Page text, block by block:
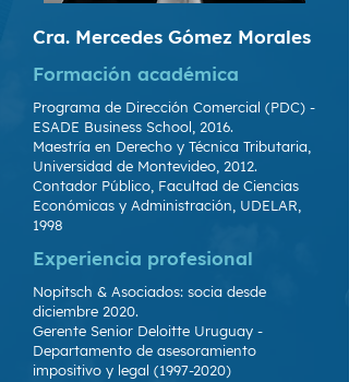
Cra. Mercedes Gómez Morales
Formación académica
Programa de Dirección Comercial (PDC) -
ESADE Business School, 2016.
Maestría en Derecho y Técnica Tributaria,
Universidad de Montevideo, 2012.
Contador Público, Facultad de Ciencias
Económicas y Administración, UDELAR,
1998
Experiencia profesional
Nopitsch & Asociados: socia desde
diciembre 2020.
Gerente Senior Deloitte Uruguay -
Departamento de asesoramiento
impositivo y legal (1997-2020)